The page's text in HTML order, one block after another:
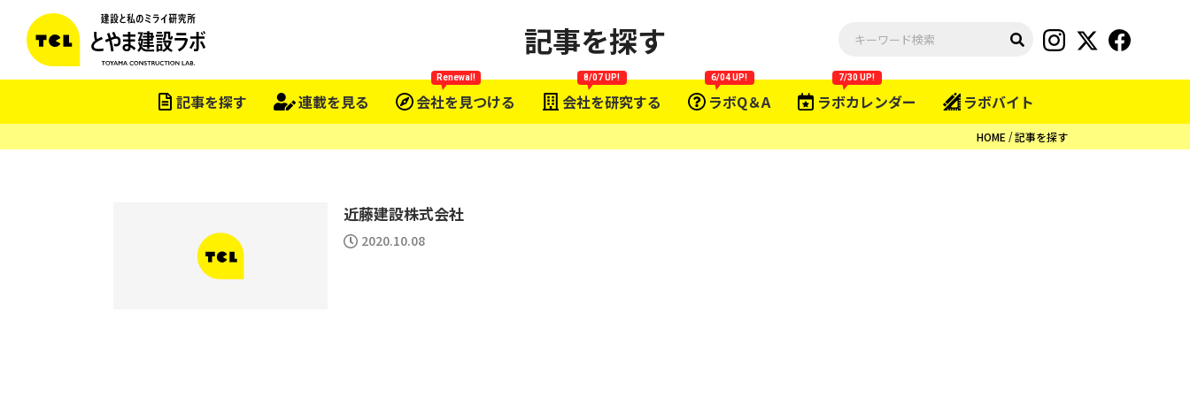
記事を探す 連載を見る 会社を見つける
Renewal!
会社を研究する
8/07 UP!
ラボQ＆A
6/04 UP!
ラボカレンダー
7/30 UP!
ラボバイト
記事を探す
HOME 記事を探す
近藤建設株式会社
2020.10.08